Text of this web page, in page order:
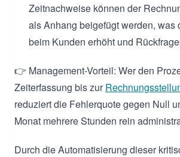
Zeitnachweise können der
als Anhang beigefügt werden, was
beim Kunden erhöht und
👉 Management-Vorteil: Wer den
Zeiterfassung bis zur
reduziert die Fehlerquote gegen Null
Monat mehrere Stunden rein
Durch die Automatisierung dieser